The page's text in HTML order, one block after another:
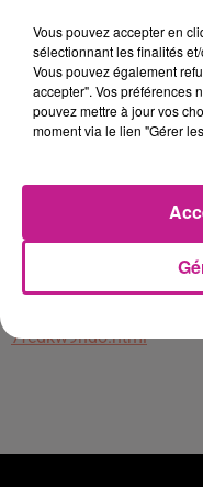
Poste à pourvoir en
Rémunération : taux
250€ brut par mois
PROFIL RECHERCHÉ
Vous bénéficiez
en milieu industriel en
Vous aimez travailler
7fedkw9hdo.html
Vous pouvez accepter en
sélectionnant les finalités
Vous pouvez également
accepter". Vos préférences
pouvez mettre à jour vos
moment via le lien "Gérer